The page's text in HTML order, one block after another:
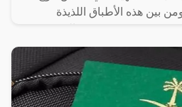
بين هذه الأطباق اللذيذة